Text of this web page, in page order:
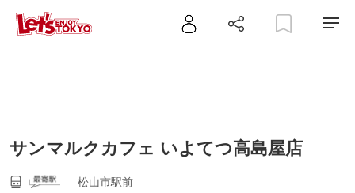
サンマルクカフェ いよてつ高島屋店
松山市駅前